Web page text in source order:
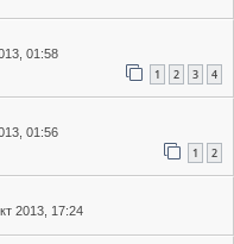
01:58
1 2 3 4
01:56
1 2
2013, 17:24